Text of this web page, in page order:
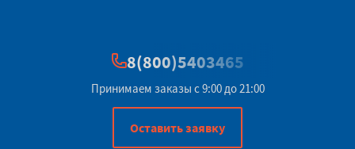
8(800)5403465
Принимаем заказы с 9:00 до 21:00
Оставить заявку